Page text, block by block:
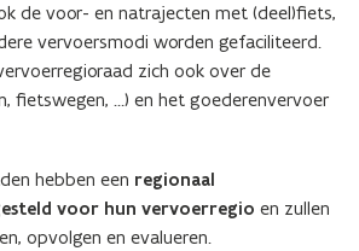
de voor- en natrajecten met (deel)fiets,
vervoersmodi worden gefaciliteerd.
zich ook over de
fietswegen, …) en het goederenvervoer
hebben een regionaal
voor hun vervoerregio en zullen
opvolgen en evalueren.